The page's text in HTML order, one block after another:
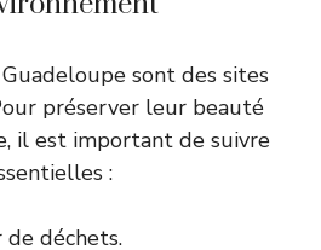
sont des sites
préserver leur beauté
il est important de suivre
:
déchets.